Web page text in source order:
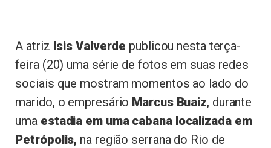
A atriz Isis Valverde publicou nesta terça-
feira (20) uma série de fotos em suas redes
sociais que mostram momentos ao lado do
marido, o empresário Marcus Buaiz, durante
uma estadia em uma cabana localizada em
Petrópolis, na região serrana do Rio de